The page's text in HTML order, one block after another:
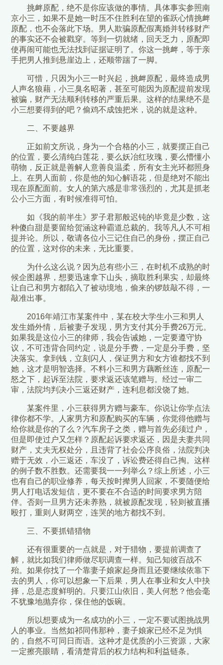
挑衅原配，绝不是你应该做的事情。具体事实参照南
京小三，如果不是她一时压不住胜利在望的雀跃心情挑衅
原配，也不会落此下场。男人欺骗原配假离婚并转移财产
的事实还不会被戳穿。等到一切就绪，回天乏力，原配即
使再闹可能也无法找到证据证明了。你这一挑衅，等于亲
手把男人推到悬崖边上，还顺带踹了一脚。
可惜，只因为小三一时兴起，挑衅原配，最终造成男
人声名狼藉，小三臭名昭著，甚至可能因为原配提前发现
被骗，财产无法顺利转移的严重后果。这样的结果绝不是
小三想要得到的吧？偷鸡不成蚀把米，说的就是这种。
二、不要越界
正如前文所说，身为一个合格的小三，就要摆正自己
的位置，要么清纯白莲花，要么妖冶红玫瑰，要么懵懂小
萌物，反正就是善解人意善良温柔，所有女主光环都照身
上。在男人面前，你是他的知心解语花，但是绝对不能出
现在原配面前。女人的第六感是非常强烈的，尤其是抓老
公小三方面，有时候准得可怕。
如《我的前半生》罗子君那般迟钝的毕竟是少数，这
种傻白甜是要留给贺涵这种霸道总裁的。我等凡人不可相
提并论。所以，敬请各位小三记住自己的身份，摆正自己
的位置，这对你的未来，无比重要。
为什么这么说？因为总有些小三，在时机不成熟的时
候企图越界，想要迅速拿下山头，摘取胜利果实，却最终
让自己和男方都陷入了被动境地，偷来的锣鼓敲不得，一
敲准出事。
2016年靖江市某案件中，某在校大学生小三和男人
发生婚外情，后被妻子发现，男方支付其分手费26万元。
如果我是这位小三的律师，我会告诫她，一定要遵守协
议，不可违背合同约定，说是分手费，一定是分手费，坚
决落实。拿到钱，立刻闪人，保证男方和女方谁都找不到
她，这才是明智选择。不料小三和男方藕断丝连，原配一
怒之下，起诉至法院，要求返还该笔赠与。经过一审二
审，法院均判决小三返还财产，连利息都没饶了她。
某案件里，小三获得男方赠与豪车。你说让你学点法
律你都不学。人家男方和原配购买的车辆，你觉得他赠与
给你就是你的了么？汽车房子之类，赠与首先必须过户，
但是即使过户又怎样？原配起诉要求返还，因是夫妻共同
财产，丈夫无权处分，且违背了社会公序良俗，法院判决
赠于无效，小三返还，车没了，诉讼费还得自己掏。这样
的例子数不胜数。还需要我一一列举么？综上所述，小三
也有自己的职业修养，每天按时撵男人回家，不要随便给
男人打电话发短信，更不要在不合适的时间要求男方陪
伴。否则一旦男方还未养熟，就被原配发现，轻则被直播
殴打，重则人财两空，连哭的地方都找不到。
三、不要抓错猎物
还有很重要的一点就是，对于猎物，要提前调查了
解，就比如我们律师做尽职调查一样。知己知彼百战不
殆。如果你找了一个靠妻子娘家起身而且还要继续依靠下
去的男人，你可以想象一下后果，男人在事业和女人中抉
择，总是态度鲜明的。只要江山依旧，美人何愁？他会毫
不犹豫地抛弃你，保住他的饭碗。
所以想要成为一名成功的小三，一定不要试图挑战男
人的事业。当然如祁同伟那种，妻子娘家已经不足为惧
的，自然不可同日而语。这种才是优质的小三资源，大家
一定擦亮眼睛，看清楚背后的权力结构和利益链条。